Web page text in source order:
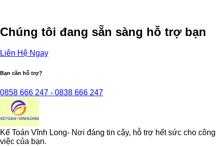
Chúng tôi đang sẵn sàng hỗ trợ bạn
Liên Hệ Ngay
Bạn cần hỗ trợ?
0858 666 247 - 0838 666 247
Kế Toán Vĩnh Long- Nơi đáng tin cậy, hỗ trợ hết sức cho công
việc của bạn.